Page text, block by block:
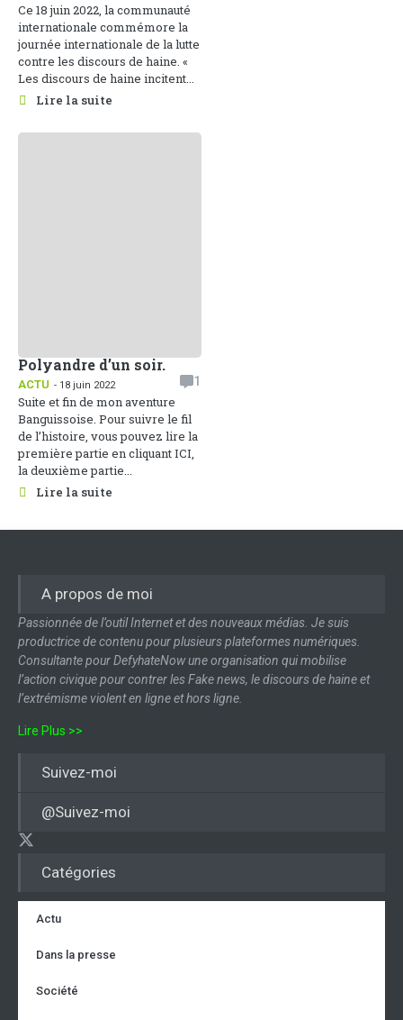
Ce 18 juin 2022, la communauté
internationale commémore la
journée internationale de la lutte
contre les discours de haine. «
Les discours de haine incitent...
Lire la suite
Polyandre d’un soir.
ACTU - 18 juin 2022
1
Suite et fin de mon aventure
Banguissoise. Pour suivre le fil
de l’histoire, vous pouvez lire la
première partie en cliquant ICI,
la deuxième partie...
Lire la suite
Catégories
Actu
Dans la presse
Société
A propos de moi
Passionnée de l’outil Internet et des nouveaux médias. Je suis
productrice de contenu pour plusieurs plateformes numériques.
Consultante pour DefyhateNow une organisation qui mobilise
l’action civique pour contrer les Fake news, le discours de haine et
l’extrémisme violent en ligne et hors ligne.
Lire Plus >>
Suivez-moi
@Suivez-moi